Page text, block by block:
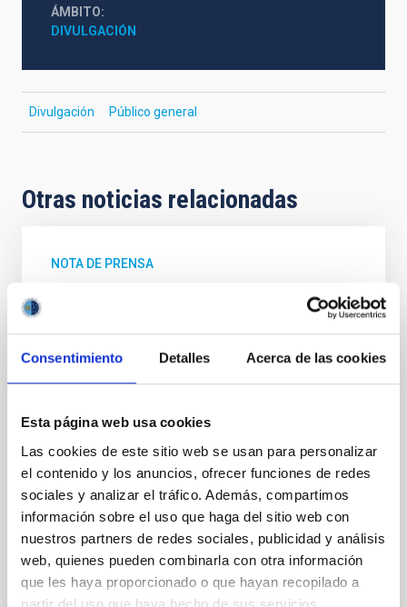
Consentimiento Detalles Acerca de las cookies
Esta página web usa cookies
Las cookies de este sitio web se usan para personalizar
el contenido y los anuncios, ofrecer funciones de redes
sociales y analizar el tráfico. Además, compartimos
información sobre el uso que haga del sitio web con
nuestros partners de redes sociales, publicidad y análisis
web, quienes pueden combinarla con otra información
que les haya proporcionado o que hayan recopilado a
partir del uso que haya hecho de sus servicios.
ÁMBITO
DIVULGACIÓN
Divulgación Público general
Otras noticias relacionadas
NOTA DE PRENSA
El IAC participa en la confirmación de un
sistema multiplanetario en constante
cambio
cuerpos que orbitan alrededor del dinámico sistema
exoplanetario TOI-201. Entre ellos se encuentran una
supertierra (TOI-201 d), un júpiter temperado (TOI-
201 b) y una enana marrón (TOI-201 c). El estudio se
publica en Science Advances . “El objetivo era
caracterizar el sistema planetario TOI-201 para
comprender no sólo qué planetas hay, sino también
cómo interactúan entre sí dinámicamente”, explica
Ismael Mireles , doctorando del